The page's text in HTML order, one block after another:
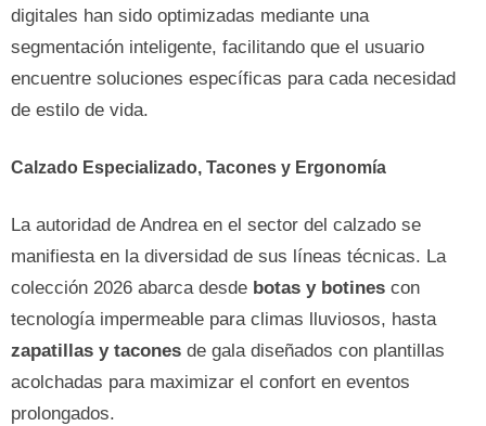
digitales han sido optimizadas mediante una
segmentación inteligente, facilitando que el usuario
encuentre soluciones específicas para cada necesidad
de estilo de vida.
Calzado Especializado, Tacones y Ergonomía
La autoridad de Andrea en el sector del calzado se
manifiesta en la diversidad de sus líneas técnicas. La
colección 2026 abarca desde botas y botines con
tecnología impermeable para climas lluviosos, hasta
zapatillas y tacones de gala diseñados con plantillas
acolchadas para maximizar el confort en eventos
prolongados.